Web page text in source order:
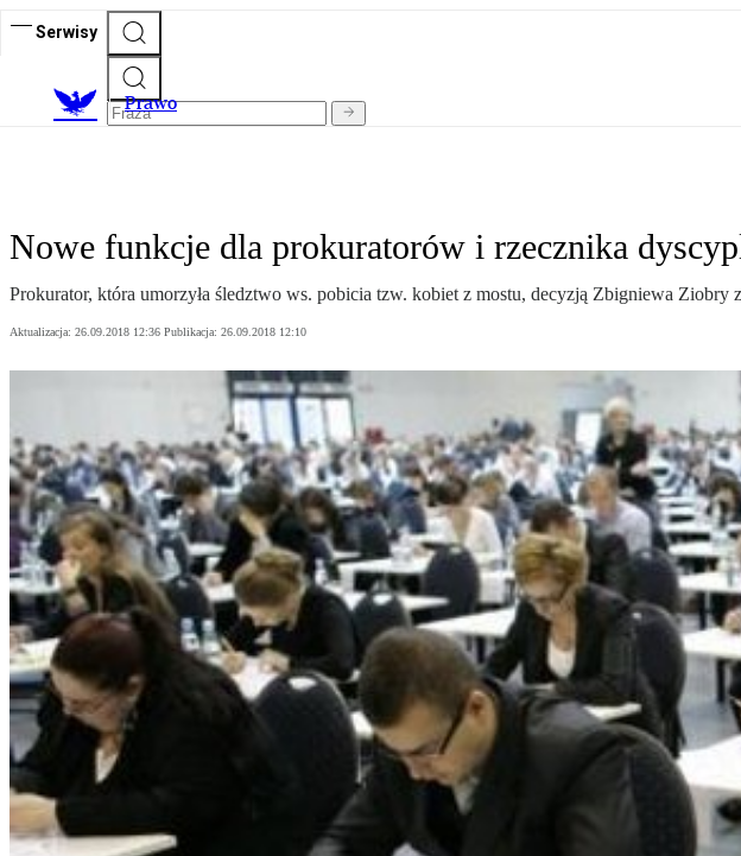
Serwisy
Prawo
Nowe funkcje dla prokuratorów i rzecznika
Prokurator, która umorzyła śledztwo ws. pobicia tzw. kobiet z mostu, decyzją Zbigniewa
Aktualizacja: 26.09.2018 12:36 Publikacja: 26.09.2018 12:10